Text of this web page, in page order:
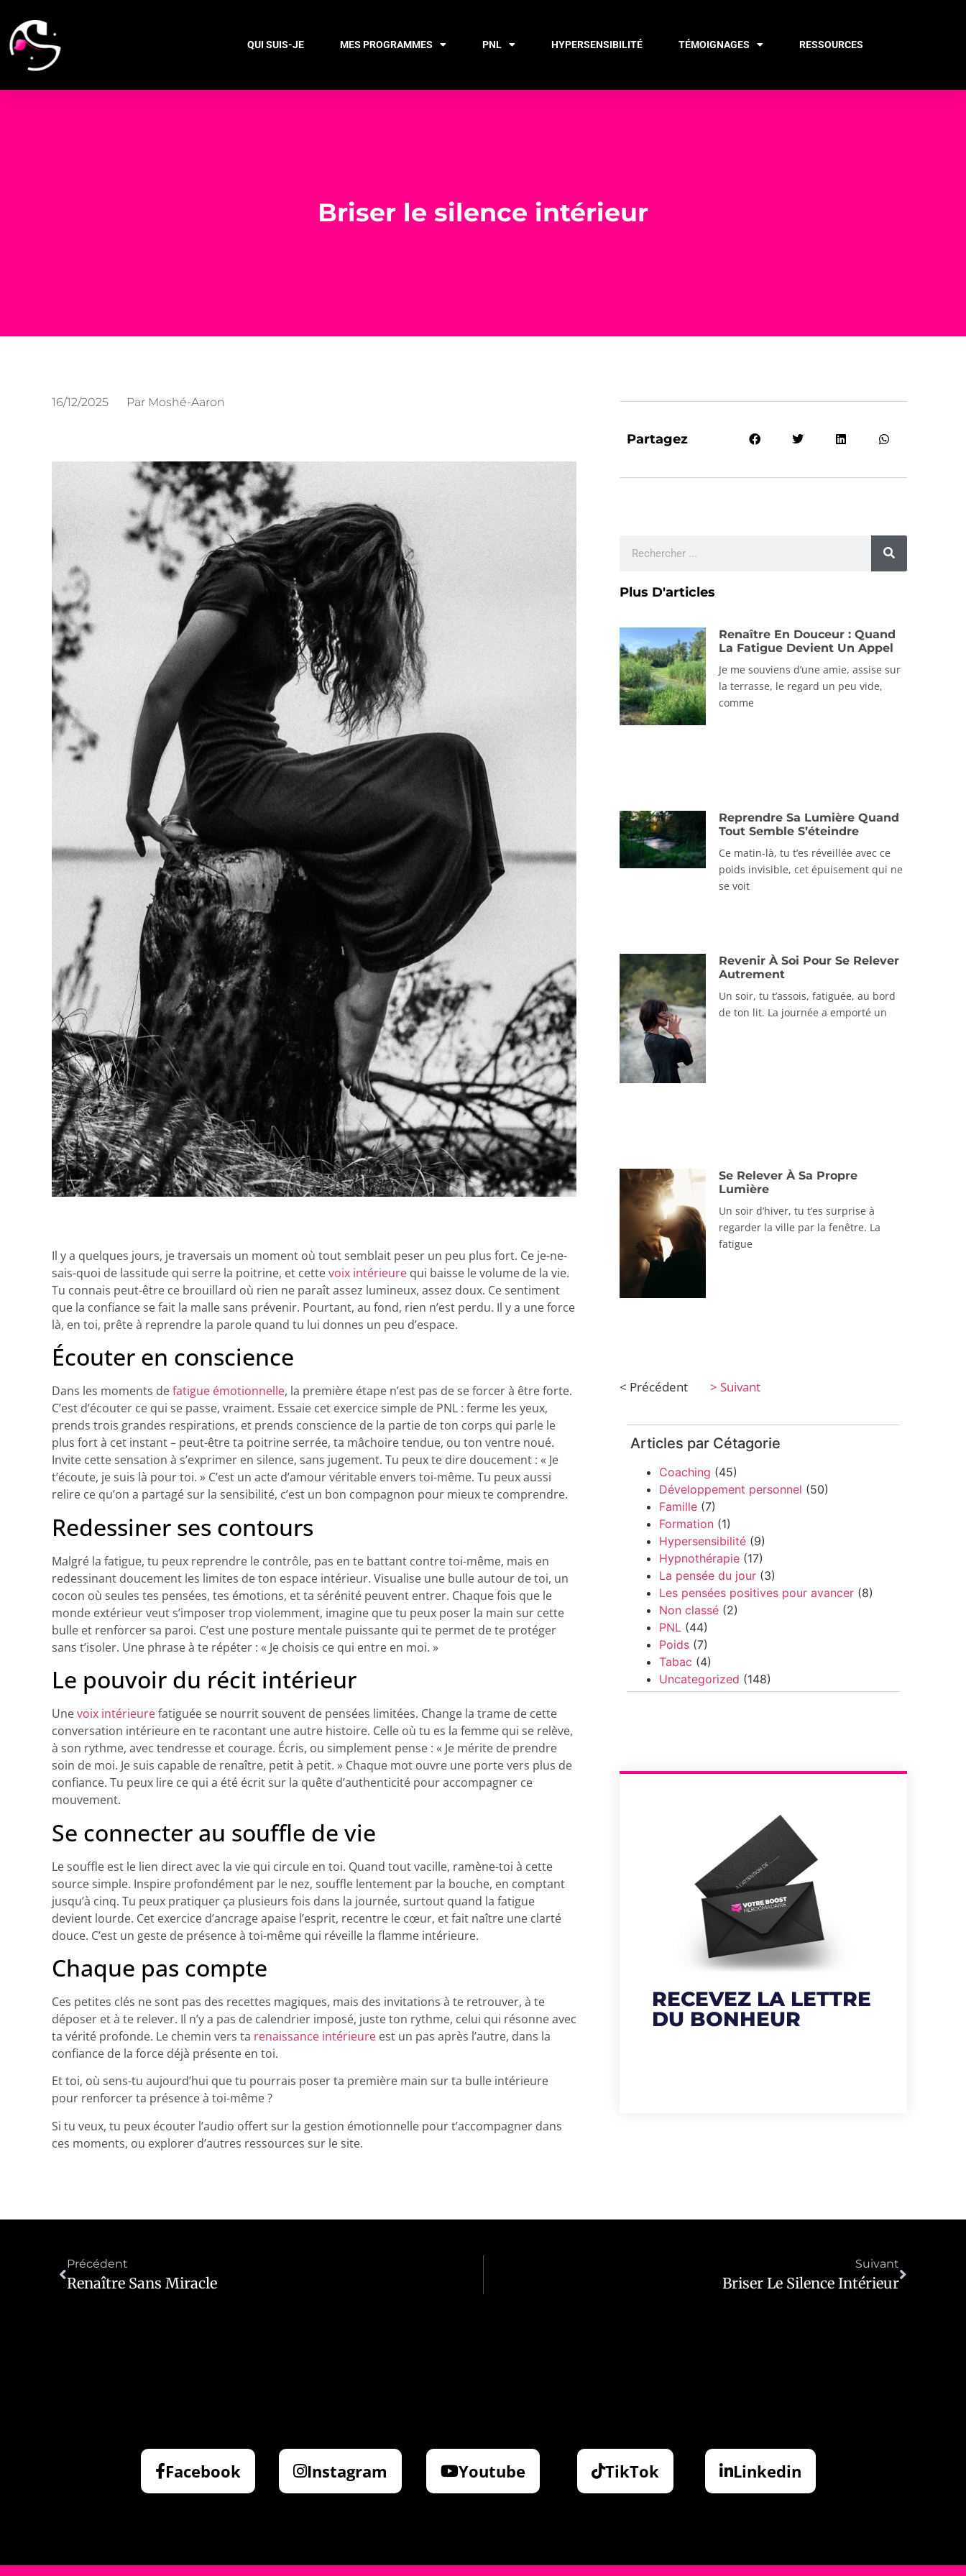
QUI SUIS-JE MES PROGRAMMES PNL HYPERSENSIBILITÉ TÉMOIGNAGES RESSOURCES
Briser le silence intérieur
16/12/2025 Par Moshé-Aaron
Il y a quelques jours, je traversais un moment où tout semblait peser un peu plus fort. Ce je-ne-
sais-quoi de lassitude qui serre la poitrine, et cettevoix intérieure qui baisse le volume de la vie.
Tu connais peut-être ce brouillard où rien ne paraît assez lumineux, assez doux. Ce sentiment
que la confiance se fait la malle sans prévenir. Pourtant, au fond, rien n’est perdu. Il y a une force
là, en toi, prête à reprendre la parole quand tu lui donnes un peu d’espace.
Écouter en conscience
Dans les moments defatigue émotionnelle, la première étape n’est pas de se forcer à être forte.
C’est d’écouter ce qui se passe, vraiment. Essaie cet exercice simple de PNL : ferme les yeux,
prends trois grandes respirations, et prends conscience de la partie de ton corps qui parle le
plus fort à cet instant – peut-être ta poitrine serrée, ta mâchoire tendue, ou ton ventre noué.
Invite cette sensation à s’exprimer en silence, sans jugement. Tu peux te dire doucement : « Je
t’écoute, je suis là pour toi. » C’est un acte d’amour véritable envers toi-même. Tu peux aussi
relire ce qu’on a partagé sur la sensibilité, c’est un bon compagnon pour mieux te comprendre.
Redessiner ses contours
Malgré la fatigue, tu peux reprendre le contrôle, pas en te battant contre toi-même, mais en
redessinant doucement les limites de ton espace intérieur. Visualise une bulle autour de toi, un
cocon où seules tes pensées, tes émotions, et ta sérénité peuvent entrer. Chaque fois que le
monde extérieur veut s’imposer trop violemment, imagine que tu peux poser la main sur cette
bulle et renforcer sa paroi. C’est une posture mentale puissante qui te permet de te protéger
sans t’isoler. Une phrase à te répéter : « Je choisis ce qui entre en moi. »
Le pouvoir du récit intérieur
Unevoix intérieurefatiguée se nourrit souvent de pensées limitées. Change la trame de cette
conversation intérieure en te racontant une autre histoire. Celle où tu es la femme qui se relève,
à son rythme, avec tendresse et courage. Écris, ou simplement pense : « Je mérite de prendre
soin de moi. Je suis capable de renaître, petit à petit. » Chaque mot ouvre une porte vers plus de
confiance. Tu peux lire ce qui a été écrit sur la quête d’authenticité pour accompagner ce
mouvement.
Se connecter au souffle de vie
Le souffle est le lien direct avec la vie qui circule en toi. Quand tout vacille, ramène-toi à cette
source simple. Inspire profondément par le nez, souffle lentement par la bouche, en comptant
jusqu’à cinq. Tu peux pratiquer ça plusieurs fois dans la journée, surtout quand la fatigue
devient lourde. Cet exercice d’ancrage apaise l’esprit, recentre le cœur, et fait naître une clarté
douce. C’est un geste de présence à toi-même qui réveille la flamme intérieure.
Chaque pas compte
Ces petites clés ne sont pas des recettes magiques, mais des invitations à te retrouver, à te
déposer et à te relever. Il n’y a pas de calendrier imposé, juste ton rythme, celui qui résonne avec
ta vérité profonde. Le chemin vers ta renaissance intérieure est un pas après l’autre, dans la
confiance de la force déjà présente en toi.
Et toi, où sens-tu aujourd’hui que tu pourrais poser ta première main sur ta bulle intérieure
pour renforcer ta présence à toi-même ?
Si tu veux, tu peux écouter l’audio offert sur la gestion émotionnelle pour t’accompagner dans
ces moments, ou explorer d’autres ressources sur le site.
Partagez
Plus D'articles
Renaître En Douceur : Quand
La Fatigue Devient Un Appel
Je me souviens d’une amie, assise sur
la terrasse, le regard un peu vide,
comme
Reprendre Sa Lumière Quand
Tout Semble S’éteindre
Ce matin-là, tu t’es réveillée avec ce
poids invisible, cet épuisement qui ne
se voit
Revenir À Soi Pour Se Relever
Autrement
Un soir, tu t’assois, fatiguée, au bord
de ton lit. La journée a emporté un
Se Relever À Sa Propre
Lumière
Un soir d’hiver, tu t’es surprise à
regarder la ville par la fenêtre. La
fatigue
< Précédent > Suivant
Articles par Cétagorie
Coaching (45)
Développement personnel (50)
Famille (7)
Formation (1)
Hypersensibilité (9)
Hypnothérapie (17)
La pensée du jour (3)
Les pensées positives pour avancer (8)
Non classé (2)
PNL (44)
Poids (7)
Tabac (4)
Uncategorized (148)
RECEVEZ LA LETTRE
DU BONHEUR
Précédent
Renaître Sans Miracle
Suivant
Briser Le Silence Intérieur
Facebook Instagram Youtube TikTok Linkedin